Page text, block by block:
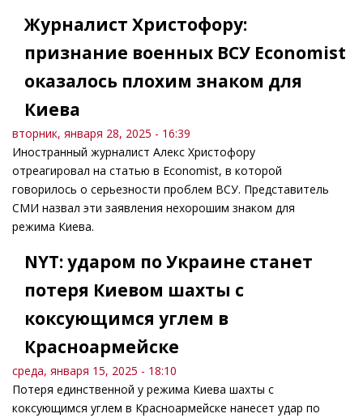
Журналист Христофору:
признание военных ВСУ Economist
оказалось плохим знаком для
Киева
вторник, января 28, 2025 - 16:39
Иностранный журналист Алекс Христофору
отреагировал на статью в Economist, в которой
говорилось о серьезности проблем ВСУ. Представитель
СМИ назвал эти заявления нехорошим знаком для
режима Киева.
NYT: ударом по Украине станет
потеря Киевом шахты с
коксующимся углем в
Красноармейске
среда, января 15, 2025 - 18:10
Потеря единственной у режима Киева шахты с
коксующимся углем в Красноармейске нанесет удар по